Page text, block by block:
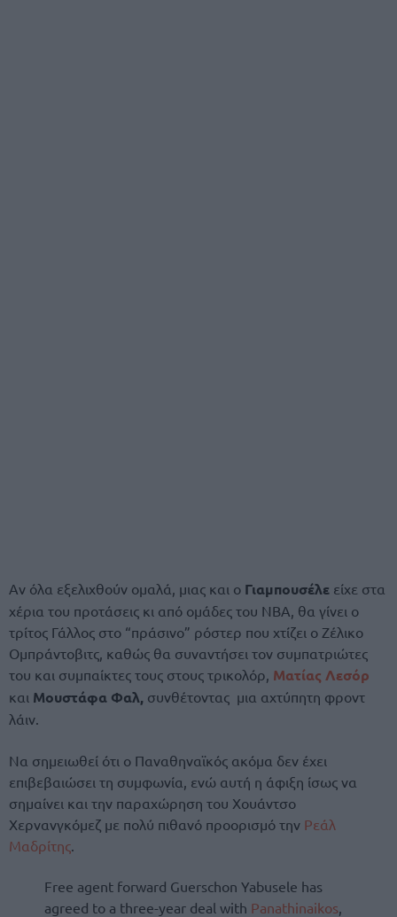
Αν όλα εξελιχθούν ομαλά, μιας και ο Γιαμπουσέλε είχε στα
χέρια του προτάσεις κι από ομάδες του NBA, θα γίνει ο
τρίτος Γάλλος στο “πράσινο” ρόστερ που χτίζει ο Ζέλικο
Ομπράντοβιτς, καθώς θα συναντήσει τον συμπατριώτες
του και συμπαίκτες τους στους τρικολόρ, Ματίας Λεσόρ
και Μουστάφα Φαλ, συνθέτοντας μια αχτύπητη φροντ
λάιν.
Nα σημειωθεί ότι ο Παναθηναϊκός ακόμα δεν έχει
επιβεβαιώσει τη συμφωνία, ενώ αυτή η άφιξη ίσως να
σημαίνει και την παραχώρηση του Χουάντσο
Χερνανγκόμεζ με πολύ πιθανό προορισμό την Ρεάλ
Μαδρίτης
Free agent forward Guerschon Yabusele has
agreed to a three-year deal with Panathinaikos